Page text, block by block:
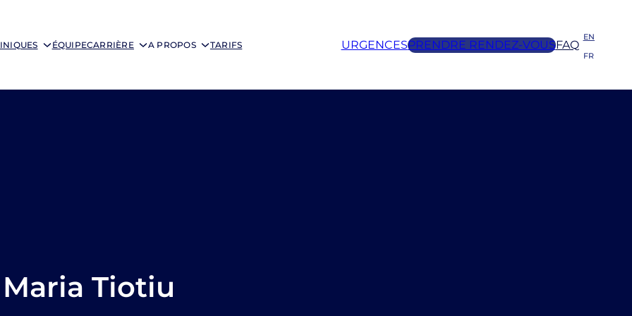
ÉQUIPECARRIÈRE A PROPOS TARIFS URGENCESPRENDRE RENDEZ-VOUSFAQ
EN
FR
Maria Tiotiu